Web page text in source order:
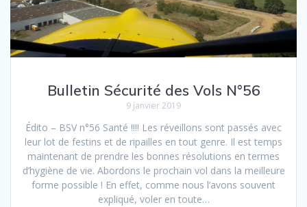
Bulletin Sécurité des Vols N°56
9 janvier 2019
Édito – BSV n°56 Santé !!!! Les réveillons sont passés avec
leur lot de festins et de ripailles en tout genre. Il est temps
maintenant de prendre les bonnes résolutions en termes
d’hygiène de vie. Abordons le prochain vol dans la meilleure
forme possible ! En effet, comme nous l’avons souvent
expliqué, voler en toute…